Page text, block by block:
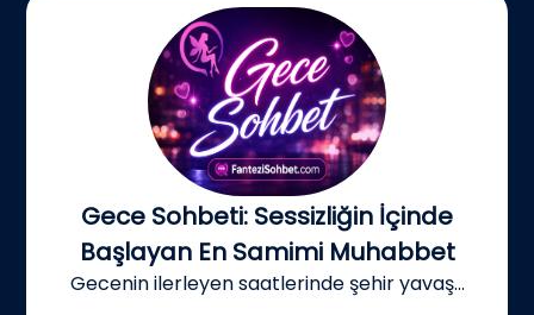
Gece Sohbeti: Sessizliğin İçinde
Başlayan En Samimi Muhabbet
Gecenin ilerleyen saatlerinde şehir yavaş...